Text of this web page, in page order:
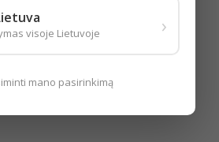
5.9g
visoje Lietuvoje ›
mano pasirinkimą